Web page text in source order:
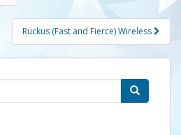
Ruckus (Fast and Fierce) Wireless